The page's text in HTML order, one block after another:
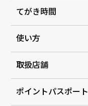
てがき時間
使い方
取扱店舗
ポイントパスポート